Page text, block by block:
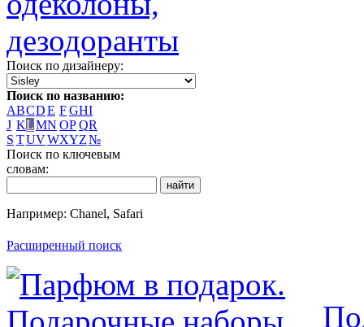
Поиск по дизайнеру:
Поиск по названию:
ABCDE FGHI
J KLMN OPQR
S TUVWXYZ№
Поиск по ключевым
словам:
Например: Chanel, Safari
Расширенный поиск